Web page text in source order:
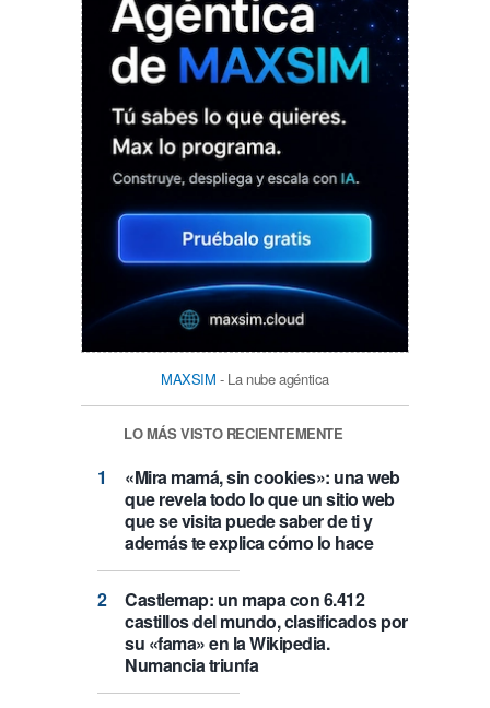
MAXSIM - La nube agéntica
LO MÁS VISTO RECIENTEMENTE
«Mira mamá, sin cookies»: una web
que revela todo lo que un sitio web
que se visita puede saber de ti y
además te explica cómo lo hace
Castlemap: un mapa con 6.412
castillos del mundo, clasificados por
su «fama» en la Wikipedia.
Numancia triunfa